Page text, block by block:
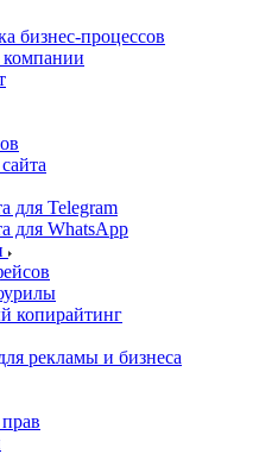
бизнес-процессов
компании
для Telegram
для WhatsApp
копирайтинг
рекламы и бизнеса